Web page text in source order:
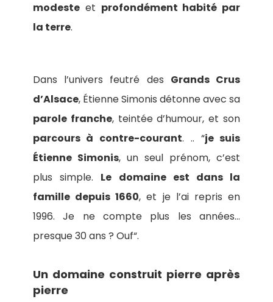
modesteet profondément habité par
la terre.
Dans l’univers feutré des Grands Crus
d’Alsace, Étienne Simonis détonne avec sa
parole franche, teintée d’humour, et son
parcours à contre-courant. .. “je suis
Étienne Simonis, un seul prénom, c’est
plus simple. Le domaine est dans la
famille depuis 1660, et je l’ai repris en
1996. Je ne compte plus les années…
presque 30 ans ? Ouf“.
Un domaine construit pierre après
pierre